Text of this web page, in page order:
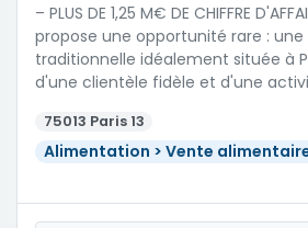
– PLUS DE 1,25 M€ DE CHIFFRE
propose une opportunité rare :
traditionnelle idéalement située à
d'une clientèle fidèle et d'une
75013 Paris 13
Alimentation > Vente